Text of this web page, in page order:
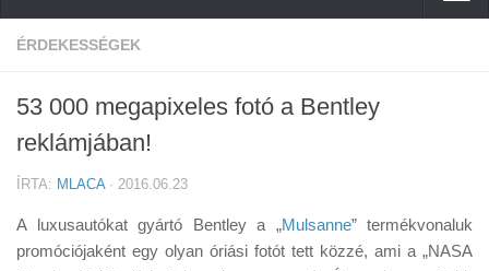
Hírek
Cikkek
Tudástár
ÉRDEKESSÉGEK
53 000 megapixeles fotó a Bentley
reklámjában!
ÍRTA: MLACA· 2016.06.23
A luxusautókat gyártó Bentley a „Mulsanne” termékvonaluk
promóciójaként egy olyan óriási fotót tett közzé, ami a „NASA